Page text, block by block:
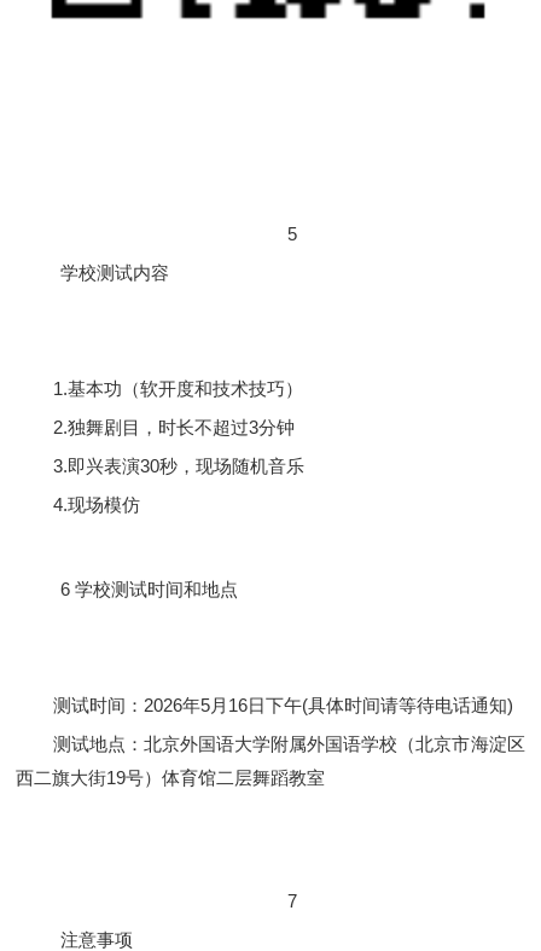
5
学校测试内容
1.基本功（软开度和技术技巧）
2.独舞剧目，时长不超过3分钟
3.即兴表演30秒，现场随机音乐
4.现场模仿
6学校测试时间和地点
测试时间：2026年5月16日下午(具体时间请等待电话通知)
测试地点：北京外国语大学附属外国语学校（北京市海淀区
西二旗大街19号）体育馆二层舞蹈教室
7
注意事项